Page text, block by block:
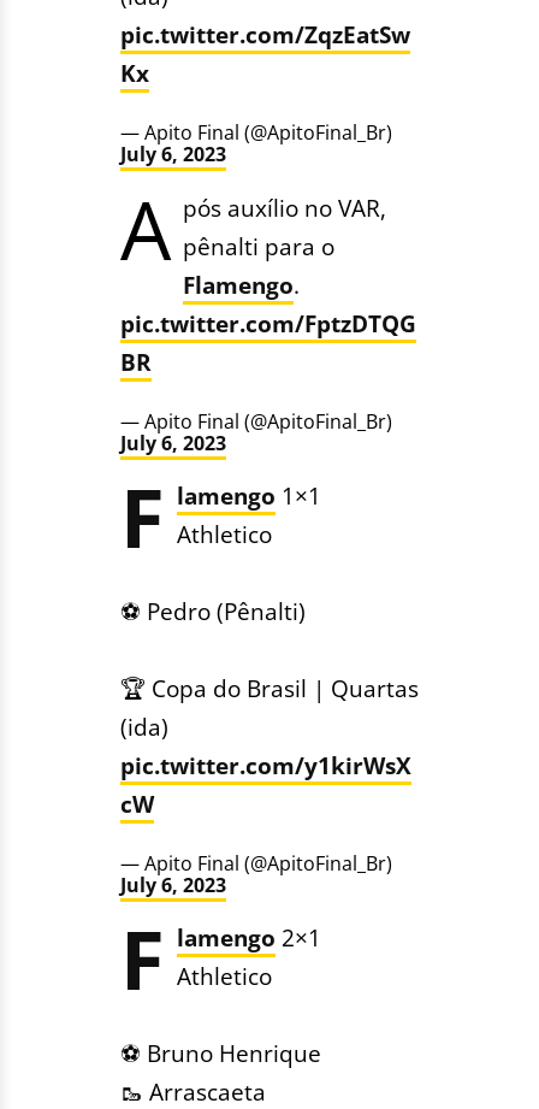
pic.twitter.com/ZqzEatSw
Kx
— Apito Final (@ApitoFinal_Br)
July 6, 2023
A pós auxílio no VAR,
pênalti para o
Flamengo.
pic.twitter.com/FptzDTQG
BR
— Apito Final (@ApitoFinal_Br)
July 6, 2023
F lamengo 1×1
Athletico
⚽️ Pedro (Pênalti)
🏆 Copa do Brasil | Quartas
(ida)
pic.twitter.com/y1kirWsX
cW
— Apito Final (@ApitoFinal_Br)
July 6, 2023
F lamengo 2×1
Athletico
⚽️ Bruno Henrique
🥾 Arrascaeta